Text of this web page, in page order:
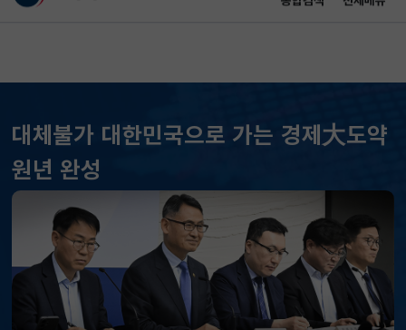
대체불가 대한민국으로 가는 경제大도약
원년 완성
KOSPI 6258.77 37.61(하락)
KOSDAQ 798.81 2.86(하락)
국고채(3년) 3.746 0.004(상승)